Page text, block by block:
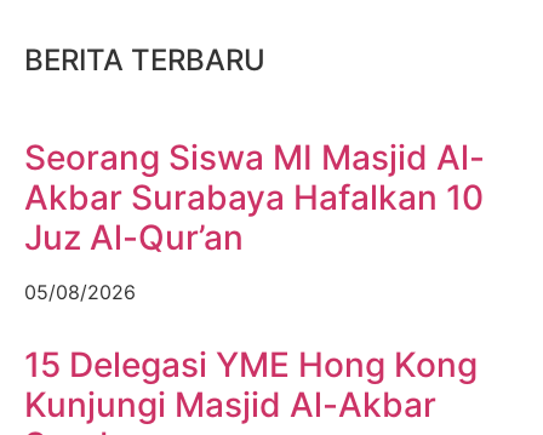
BERITA TERBARU
Seorang Siswa MI Masjid Al-
Akbar Surabaya Hafalkan 10
Juz Al-Qur’an
05/08/2026
15 Delegasi YME Hong Kong
Kunjungi Masjid Al-Akbar